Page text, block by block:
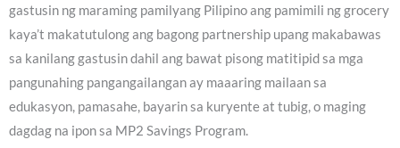
gastusin ng maraming pamilyang Pilipino ang pamimili ng grocery
kaya’t makatutulong ang bagong partnership upang makabawas
sa kanilang gastusin dahil ang bawat pisong matitipid sa mga
pangunahing pangangailangan ay maaaring mailaan sa
edukasyon, pamasahe, bayarin sa kuryente at tubig, o maging
dagdag na ipon sa MP2 Savings Program.